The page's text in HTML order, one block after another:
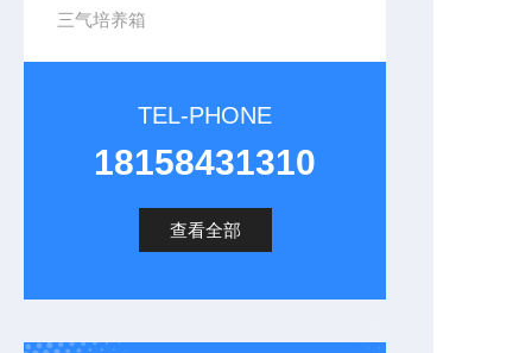
三气培养箱
TEL-PHONE
18158431310
查看全部